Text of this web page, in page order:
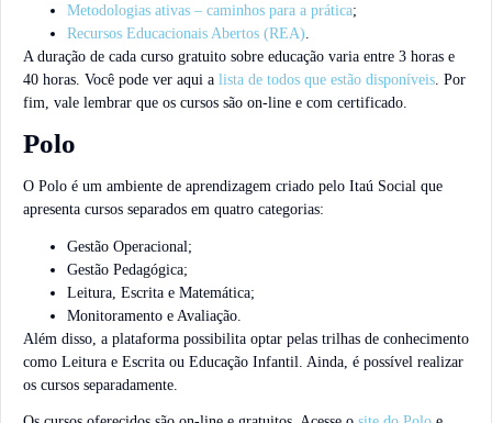
Metodologias ativas – caminhos para a prática;
Recursos Educacionais Abertos (REA)
A duração de cada curso gratuito sobre educação varia entre 3 horas e
40 horas. Você pode ver aqui a lista de todos que estão disponíveis . Por
fim, vale lembrar que os cursos são on-line e com certificado.
Polo
O Polo é um ambiente de aprendizagem criado pelo Itaú Social que
apresenta cursos separados em quatro categorias:
Gestão Operacional;
Gestão Pedagógica;
Leitura, Escrita e Matemática;
Monitoramento e Avaliação.
Além disso, a plataforma possibilita optar pelas trilhas de conhecimento
como Leitura e Escrita ou Educação Infantil. Ainda, é possível realizar
os cursos separadamente.